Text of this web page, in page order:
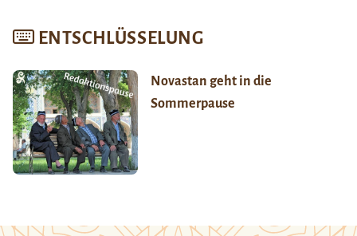
ENTSCHLÜSSELUNG
Novastan geht in die
Sommerpause